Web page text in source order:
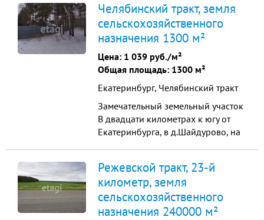
«Расторгуевъ». Участок находится
на возвышенности, с прекрасными
видовыми характеристиками ка на
сам посёлок, так и на окрестности.
Участок правильной прямоугольн...
Челябинский тракт, земля
сельскохозяйственного
назначения 1300 м²
Цена: 1 039 руб./м²
Общая площадь: 1300 м²
Екатеринбург, Челябинский тракт
Замечательный земельный участок
В двадцати километрах к югу от
Екатеринбурга, в д.Шайдурово, на
земельный участок площадью
12,72 соток под индивидуальную
жилую застройку. Участок
правильной прямоугольной
Режевской тракт, 23-й
километр, земля
сельскохозяйственного
назначения 240000 м²